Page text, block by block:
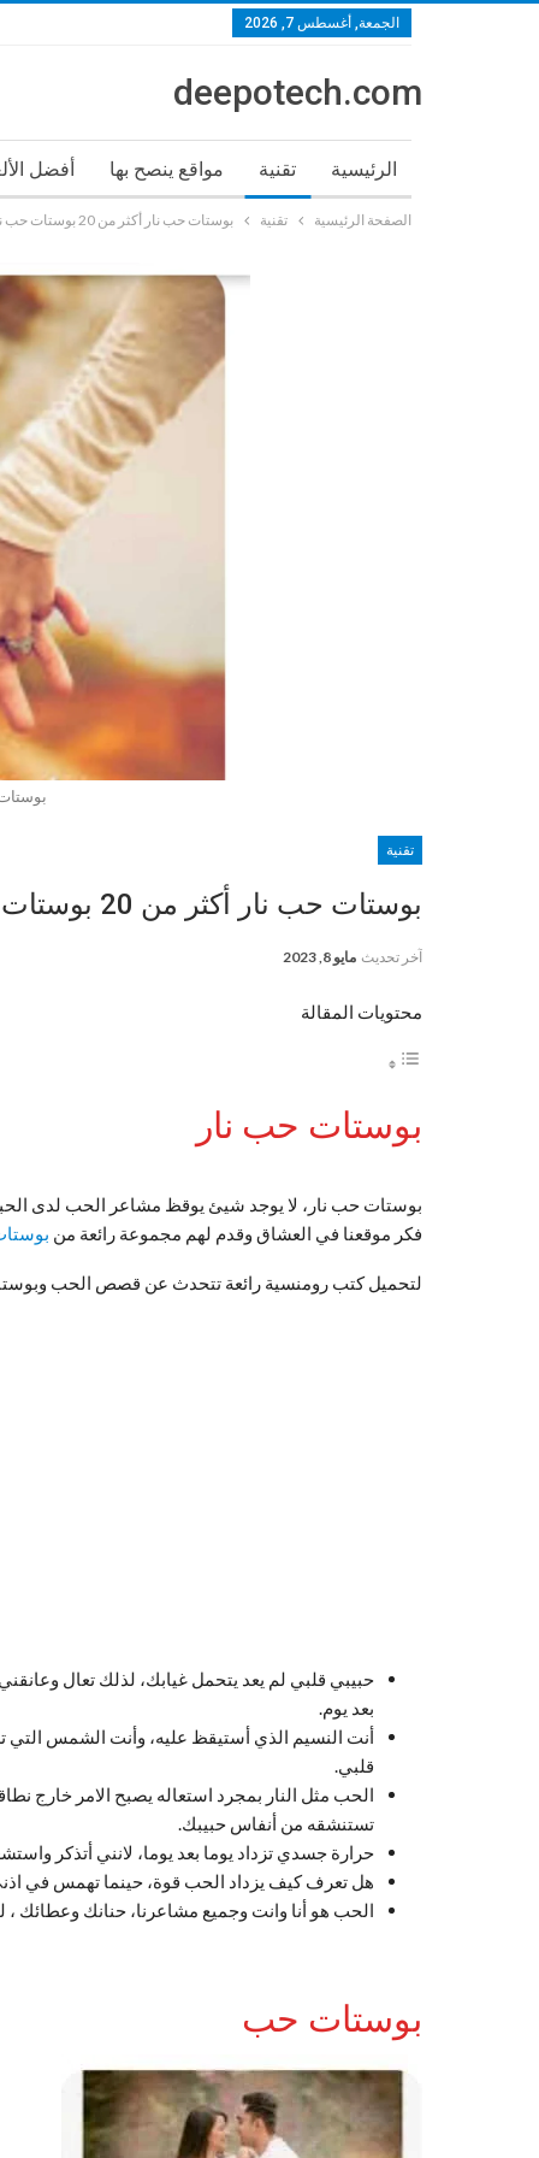
الجمعة, أغسطس 7, 2026
deepotech.com
الرئيسية تقنية مواقع ينصح بها أفضل
الصفحة الرئيسية تقنية بوستات حب نار أكثر من 20 بوستات حب نار للعشاق مع الصور
تقنية
بوستات حب نار أكثر من 20 بوستات حب نار للعشاق مع الصور
آخر تحديث مايو 8, 2023
محتويات المقالة
بوستات حب نار
بوستات حب نار، لا يوجد شيئ يوقظ مشاعر الحب لدى
فكر موقعنا في العشاق وقدم لهم مجموعة رائعة من
لتحميل كتب رومنسية رائعة تتحدث عن قصص الحب
حبيبي قلبي لم يعد يتحمل غيابك، لذلك تعال
بعد يوم.
أنت النسيم الذي أستيقظ عليه، وأنت الشمس التي
قلبي.
الحب مثل النار بمجرد استعاله يصبح الامر خارج
تستنشقه من أنفاس حبيبك.
حرارة جسدي تزداد يوما بعد يوما، لانني أتذكر
هل تعرف كيف يزداد الحب قوة، حينما تهمس في
الحب هو أنا وانت وجميع مشاعرنا، حنانك
بوستات حب